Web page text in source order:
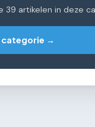
39 artikelen in deze
categorie →